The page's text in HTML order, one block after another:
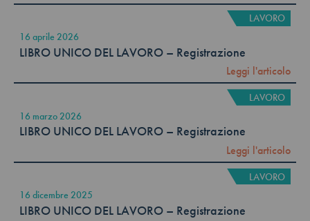
LAVORO
16 aprile 2026
LIBRO UNICO DEL LAVORO – Registrazione
Leggi l'articolo
LAVORO
16 marzo 2026
LIBRO UNICO DEL LAVORO – Registrazione
Leggi l'articolo
LAVORO
16 dicembre 2025
LIBRO UNICO DEL LAVORO – Registrazione